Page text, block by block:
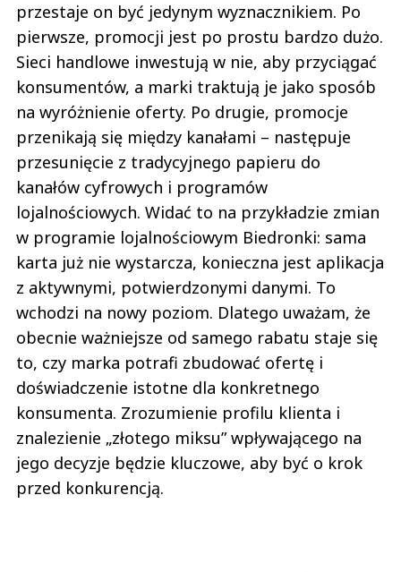
przestaje on być jedynym wyznacznikiem. Po
pierwsze, promocji jest po prostu bardzo dużo.
Sieci handlowe inwestują w nie, aby przyciągać
konsumentów, a marki traktują je jako sposób
na wyróżnienie oferty. Po drugie, promocje
przenikają się między kanałami – następuje
przesunięcie z tradycyjnego papieru do
kanałów cyfrowych i programów
lojalnościowych. Widać to na przykładzie zmian
w programie lojalnościowym Biedronki: sama
karta już nie wystarcza, konieczna jest aplikacja
z aktywnymi, potwierdzonymi danymi. To
wchodzi na nowy poziom. Dlatego uważam, że
obecnie ważniejsze od samego rabatu staje się
to, czy marka potrafi zbudować ofertę i
doświadczenie istotne dla konkretnego
konsumenta. Zrozumienie profilu klienta i
znalezienie „złotego miksu” wpływającego na
jego decyzje będzie kluczowe, aby być o krok
przed konkurencją.